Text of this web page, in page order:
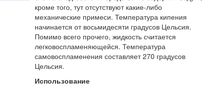
кроме того, тут отсутствуют какие-либо
механические примеси. Температура кипения
начинается от восьмидесяти градусов Цельсия.
Помимо всего прочего, жидкость считается
легковоспламеняющейся. Температура
самовоспламенения составляет 270 градусов
Цельсия.
Использование